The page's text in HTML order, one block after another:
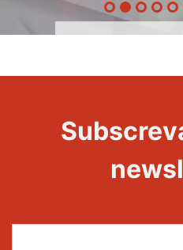
Evento